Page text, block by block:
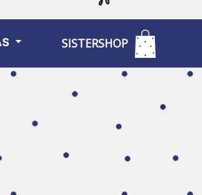
SISTERSHOP